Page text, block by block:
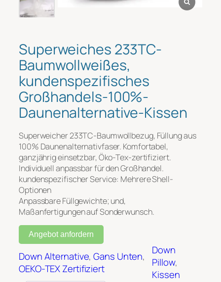
Superweiches 233TC-
Baumwollweißes,
kundenspezifisches
Großhandels-100%-
Daunenalternative-Kissen
Superweicher 233TC-Baumwollbezug, Füllung aus
100% Daunenalternativfaser. Komfortabel,
ganzjährig einsetzbar, Öko-Tex-zertifiziert.
Individuell anpassbar für den Großhandel.
kundenspezifischer Service: Mehrere Shell-
Optionen
Anpassbare Füllgewichte; und,
Maßanfertigungen auf Sonderwunsch.
Angebot anfordern
Down Alternative, Gans Unten
OEKO-TEX Zertifiziert
Down
Pillow
Kissen
Nachricht
Datei-Upload
Hochladen